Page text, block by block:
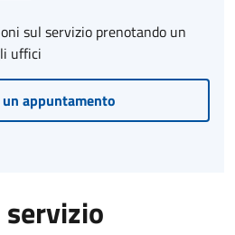
sul servizio prenotando un
uffici
appuntamento